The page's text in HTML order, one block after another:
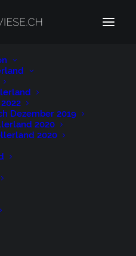
Dezember 2019
2020
2020
Appenzellerland